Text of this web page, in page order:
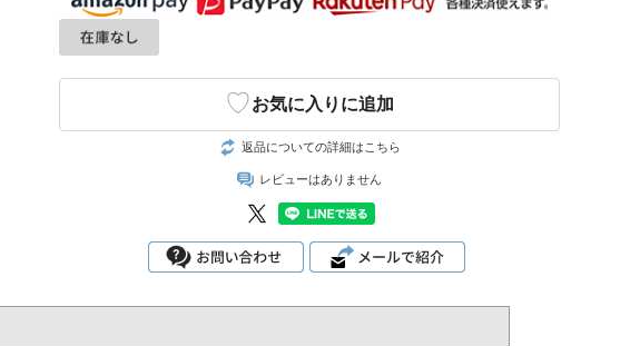
♡お気に入りに追加
返品についての詳細はこちら
レビューはありません